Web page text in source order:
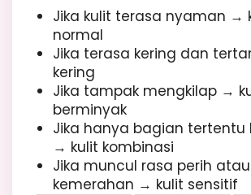
Jika kulit terasa nyaman →
normal
Jika terasa kering dan
kering
Jika tampak mengkilap →
berminyak
Jika hanya bagian tertentu
→ kulit kombinasi
Jika muncul rasa perih atau
kemerahan → kulit sensitif